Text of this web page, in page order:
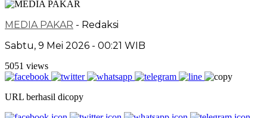
MEDIA PAKAR - Redaksi
Sabtu, 9 Mei 2026 - 00:21 WIB
5051 views
URL berhasil dicopy